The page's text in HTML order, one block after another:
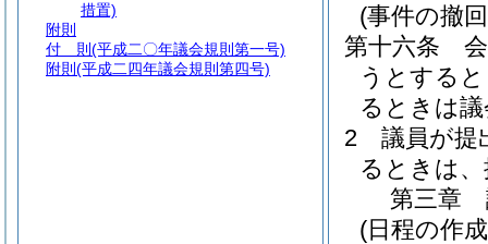
(事件の撤
第十六条
うとする
るときは
2
議員が提
るときは
第三章
(日程の作
措置)
附則
付 則 (平成二〇年議会規則第一号)
附則 (平成二四年議会規則第四号)